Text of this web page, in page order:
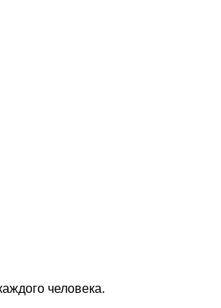
человека.